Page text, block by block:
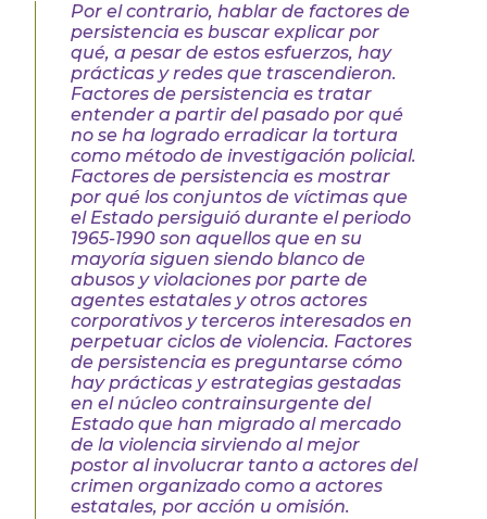
Por el contrario, hablar de factores de
persistencia es buscar explicar por
qué, a pesar de estos esfuerzos, hay
prácticas y redes que trascendieron.
Factores de persistencia es tratar
entender a partir del pasado por qué
no se ha logrado erradicar la tortura
como método de investigación policial.
Factores de persistencia es mostrar
por qué los conjuntos de víctimas que
el Estado persiguió durante el periodo
1965-1990 son aquellos que en su
mayoría siguen siendo blanco de
abusos y violaciones por parte de
agentes estatales y otros actores
corporativos y terceros interesados en
perpetuar ciclos de violencia. Factores
de persistencia es preguntarse cómo
hay prácticas y estrategias gestadas
en el núcleo contrainsurgente del
Estado que han migrado al mercado
de la violencia sirviendo al mejor
postor al involucrar tanto a actores del
crimen organizado como a actores
estatales, por acción u omisión.